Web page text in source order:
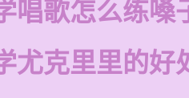
唱歌怎么练嗓
尤克里里的好